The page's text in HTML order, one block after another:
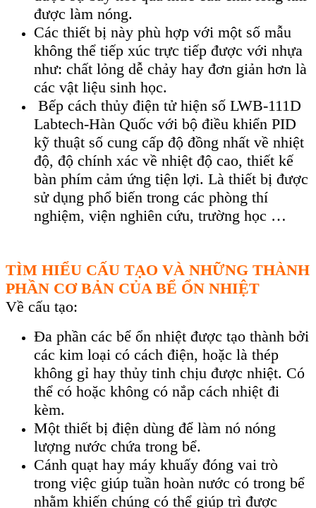
được làm nóng.
Các thiết bị này phù hợp với một số mẫu
không thể tiếp xúc trực tiếp được với nhựa
như: chất lỏng dễ chảy hay đơn giản hơn là
các vật liệu sinh học.
Bếp cách thủy điện tử hiện số LWB-111D
Labtech-Hàn Quốc với bộ điều khiển PID
kỹ thuật số cung cấp độ đồng nhất về nhiệt
độ, độ chính xác về nhiệt độ cao, thiết kế
bàn phím cảm ứng tiện lợi. Là thiết bị được
sử dụng phổ biến trong các phòng thí
nghiệm, viện nghiên cứu, trường học …
TÌM HIỂU CẤU TẠO VÀ NHỮNG THÀNH
PHẦN CƠ BẢN CỦA BỂ ỔN NHIỆT
Về cấu tạo:
Đa phần các bể ổn nhiệt được tạo thành bởi
các kim loại có cách điện, hoặc là thép
không gỉ hay thủy tinh chịu được nhiệt. Có
thể có hoặc không có nắp cách nhiệt đi
kèm.
Một thiết bị điện dùng để làm nó nóng
lượng nước chứa trong bể.
Cánh quạt hay máy khuấy đóng vai trò
trong việc giúp tuần hoàn nước có trong bể
nhằm khiến chúng có thể giúp trì được